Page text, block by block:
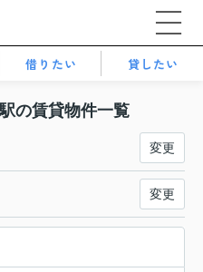
借りたい 貸したい
の賃貸物件一覧
変更
変更